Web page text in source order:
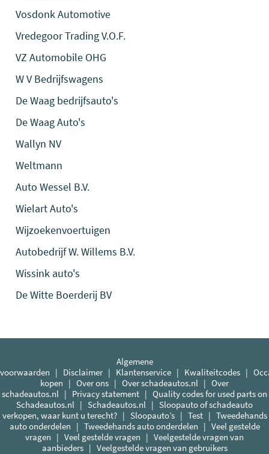
Vosdonk Automotive
Vredegoor Trading V.O.F.
VZ Automobile OHG
W V Bedrijfswagens
De Waag bedrijfsauto's
De Waag Auto's
Wallyn NV
Weltmann
Auto Wessel B.V.
Wielart Auto's
Wijzoekenvoertuigen
Autobedrijf W. Willems B.V.
Wissink auto's
De Witte Boerderij BV
Algemene
voorwaarden | Disclaimer| Klantenservice | Kwaliteitcodes |
kopen | Over ons | Over schadeautos.nl | Over
schadeautos.nl | Privacy statement | Quality codes for used parts on
Schadeautos.nl | Schadeautos.nl | Sloopauto of schadeauto
verkopen, waar kunt u terecht?| Sloopauto’s| Test| Tweedehands
auto onderdelen | Tweedehands auto onderdelen | Veel gestelde
vragen | Veel gestelde vragen | Veelgestelde vragen van
aanbieders| Veelgestelde vragen van gebruikers